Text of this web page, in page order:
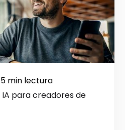
min lectura
para creadores de